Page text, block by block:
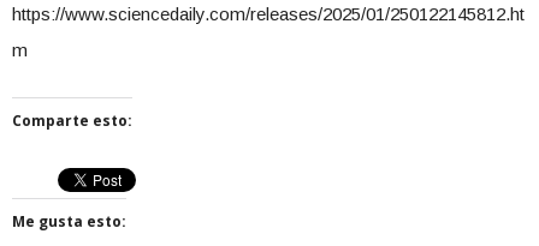
https://www.sciencedaily.com/releases/2025/01/250122145812.ht
m
Comparte esto:
Me gusta esto: